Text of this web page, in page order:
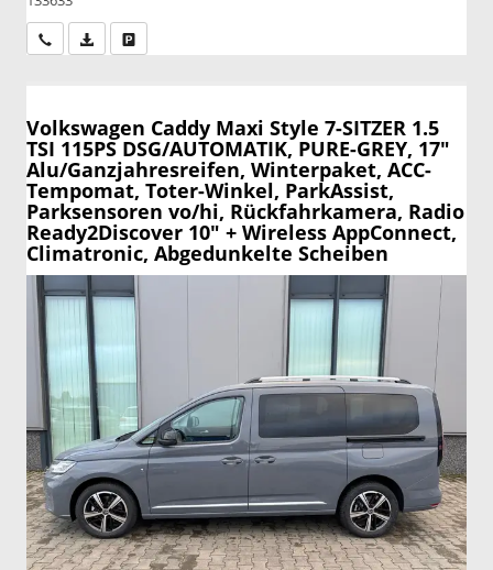
Wir rufen Sie anPDF-Datei, Fahrzeugexposé drucken
Volkswagen Caddy Maxi Style 7-SITZER 1.5
TSI 115PS DSG/AUTOMATIK, PURE-GREY, 17"
Alu/Ganzjahresreifen, Winterpaket, ACC-
Tempomat, Toter-Winkel, ParkAssist,
Parksensoren vo/hi, Rückfahrkamera, Radio
Ready2Discover 10" + Wireless AppConnect,
Climatronic, Abgedunkelte Scheiben